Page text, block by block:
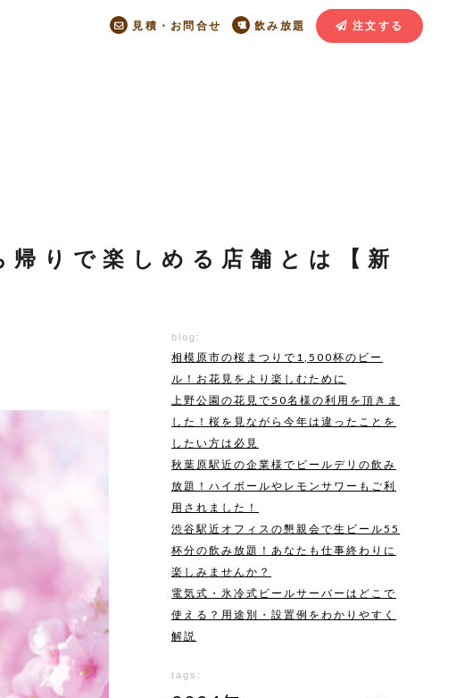
見積・お問合せ 飲み放題 注文する
りで楽しめる店舗とは【新
blog:
相模原市の桜まつりで1,500杯のビー
ル！お花見をより楽しむために
上野公園の花見で50名様の利用を頂きま
した！桜を見ながら今年は違ったことを
したい方は必見
秋葉原駅近の企業様でビールデリの飲み
放題！ハイボールやレモンサワーもご利
用されました！
渋谷駅近オフィスの懇親会で生ビール55
杯分の飲み放題！あなたも仕事終わりに
楽しみませんか？
電気式・氷冷式ビールサーバーはどこで
使える？用途別・設置例をわかりやすく
解説
tags: